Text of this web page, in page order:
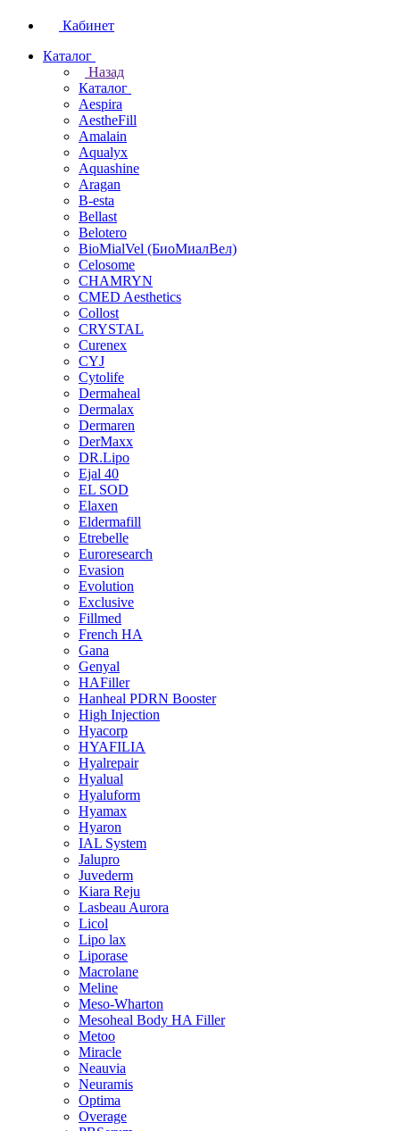
Кабинет
Каталог
Назад
Каталог
Aespira
AestheFill
Amalain
Aqualyx
Aquashine
Aragan
B-esta
Bellast
Belotero
BioMialVel (БиоМиалВел)
Celosome
CHAMRYN
CMED Aesthetics
Collost
CRYSTAL
Curenex
CYJ
Cytolife
Dermaheal
Dermalax
Dermaren
DerMaxx
DR.Lipo
Ejal 40
EL SOD
Elaxen
Eldermafill
Etrebelle
Euroresearch
Evasion
Evolution
Exclusive
Fillmed
French HA
Gana
Genyal
HAFiller
Hanheal PDRN Booster
High Injection
Hyacorp
HYAFILIA
Hyalrepair
Hyalual
Hyaluform
Hyamax
Hyaron
IAL System
Jalupro
Juvederm
Kiara Reju
Lasbeau Aurora
Licol
Lipo lax
Liporase
Macrolane
Meline
Meso-Wharton
Mesoheal Body HA Filler
Metoo
Miracle
Neauvia
Neuramis
Optima
Overage